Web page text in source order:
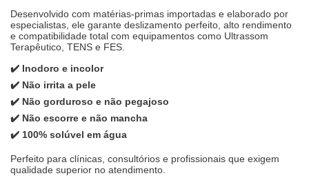
Desenvolvido com matérias-primas importadas e elaborado por
especialistas, ele garante deslizamento perfeito, alto rendimento
e compatibilidade total com equipamentos como Ultrassom
Terapêutico, TENS e FES.
✔️ Inodoro e incolor
✔️ Não irrita a pele
✔️ Não gorduroso e não pegajoso
✔️ Não escorre e não mancha
✔️ 100% solúvel em água
Perfeito para clínicas, consultórios e profissionais que exigem
qualidade superior no atendimento.